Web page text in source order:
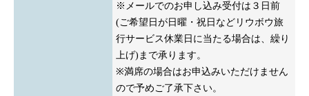
※メールでのお申し込み受付は３日前
(ご希望日が日曜・祝日などリウボウ旅
行サービス休業日に当たる場合は、繰り
上げ)まで承ります。
※満席の場合はお申込みいただけません
ので予めご了承下さい。